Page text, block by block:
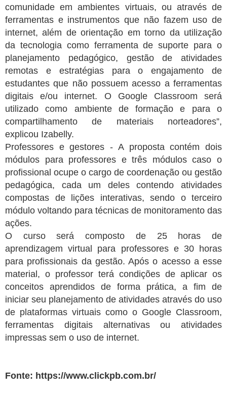
comunidade em ambientes virtuais, ou através de
ferramentas e instrumentos que não fazem uso de
internet, além de orientação em torno da utilização
da tecnologia como ferramenta de suporte para o
planejamento pedagógico, gestão de atividades
remotas e estratégias para o engajamento de
estudantes que não possuem acesso a ferramentas
digitais e/ou internet. O Google Classroom será
utilizado como ambiente de formação e para o
compartilhamento de materiais norteadores”,
explicou Izabelly.
Professores e gestores - A proposta contém dois
módulos para professores e três módulos caso o
profissional ocupe o cargo de coordenação ou gestão
pedagógica, cada um deles contendo atividades
compostas de lições interativas, sendo o terceiro
módulo voltando para técnicas de monitoramento das
ações.
O curso será composto de 25 horas de
aprendizagem virtual para professores e 30 horas
para profissionais da gestão. Após o acesso a esse
material, o professor terá condições de aplicar os
conceitos aprendidos de forma prática, a fim de
iniciar seu planejamento de atividades através do uso
de plataformas virtuais como o Google Classroom,
ferramentas digitais alternativas ou atividades
impressas sem o uso de internet.
Fonte: https://www.clickpb.com.br/